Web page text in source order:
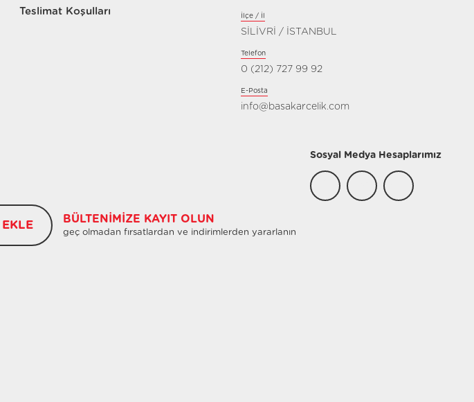
Teslimat Koşulları
İlçe / İl
SİLİVRİ / İSTANBUL
Telefon
0 (212) 727 99 92
E-Posta
info@basakarcelik.com
Sosyal Medya Hesaplarımız
BÜLTENIMIZE KAYIT OLUN
geç olmadan fırsatlardan ve indirimlerden yararlanın
EKLE